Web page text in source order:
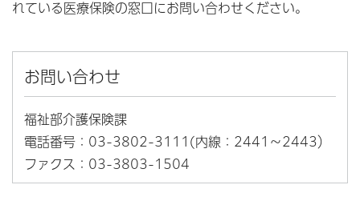
れている医療保険の窓口にお問い合わせください。
お問い合わせ
福祉部介護保険課
電話番号：03-3802-3111(内線：2441～2443）
ファクス：03-3803-1504